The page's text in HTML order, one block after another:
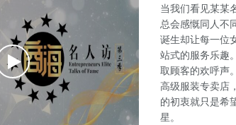
当我们看见某某
总会感慨同人不
诞生却让每一位
站式的服务乐趣
取顾客的欢呼声
高级服装专卖店
的初衷就只是希
星。